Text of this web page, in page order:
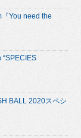
You need the
BALL 2020スペシ